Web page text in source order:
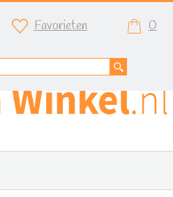
Favorieten 0